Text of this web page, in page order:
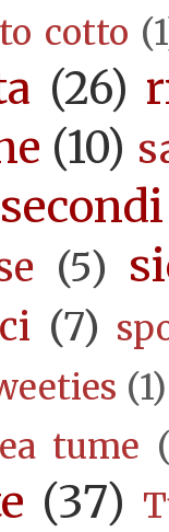
cotto
(26)
(10)
secondi
(5)
(7)
(1)
tume
(37)